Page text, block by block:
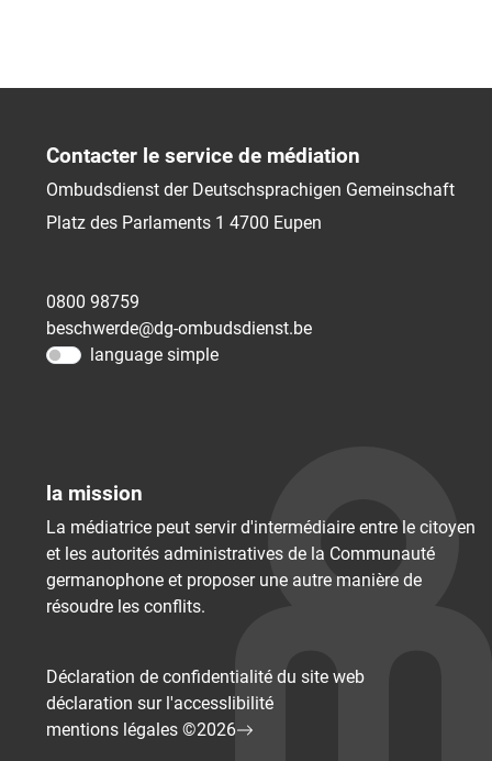
Contacter le service de médiation
Ombudsdienst der Deutschsprachigen Gemeinschaft
Platz des Parlaments 1 4700 Eupen
0800 98759
beschwerde@dg-ombudsdienst.be
language simple
la mission
La médiatrice peut servir d'intermédiaire entre le citoyen
et les autorités administratives de la Communauté
germanophone et proposer une autre manière de
résoudre les conflits.
Déclaration de confidentialité du site web
déclaration sur l'accessIibilité
mentions légales ©2026